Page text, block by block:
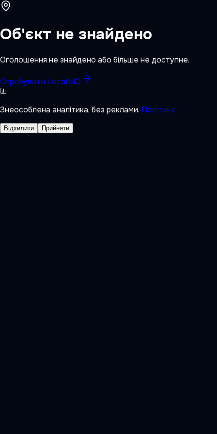
Об'єкт не знайдено
Оголошення не знайдено або більше не доступне.
Спробувати LocateIQ
Знеособлена аналітика, без реклами. Політика
Відхилити Прийняти